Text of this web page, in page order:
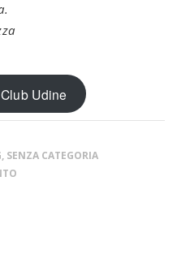
Udine
SENZA CATEGORIA